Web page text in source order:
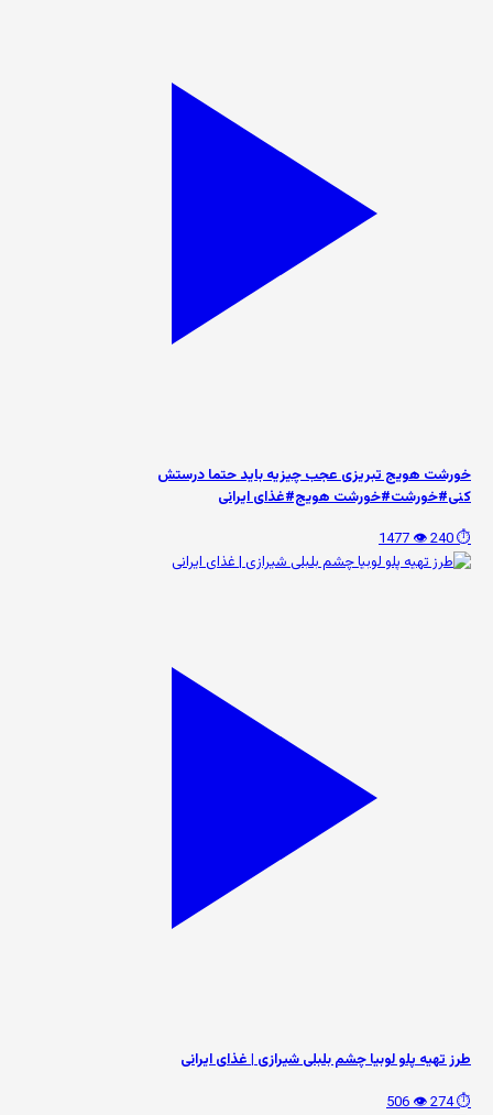
خورشت هویج تبریزی عجب چیزیه باید حتما درستش
کنی#خورشت#خورشت هویج#غذای ایرانی
⏱️ 240
👁️ 1477
طرز تهیه پلو لوبیا چشم بلبلی شیرازی | غذای ایرانی
⏱️ 274
👁️ 506